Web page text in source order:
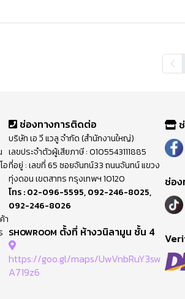
อ
า
ช่องทางการติดต่อ
บริษัท เอ วี แวลู จำกัด (สำนักงานใหญ่)
เลขประจำตัวผู้เสียภาษี : 0105543111885
ที่อยู่ : เลขที่ 65 ซอยจันทน์33 ถนนจันทน์ แขวง
ทุ่งดอน เขตสาทร กรุงเทพฯ 10120
โทร :02-096-5595,092-246-8025,
092-246-8026
SHOWROOM ตั้งที่ ห้างวนิลามูน ชั้น 4
https://goo.gl/maps/UwVnbRuY3sw
A719z6
ช่อ